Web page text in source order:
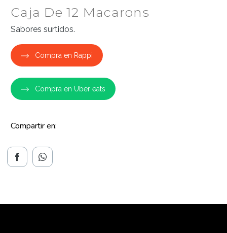
Caja De 12 Macarons
Sabores surtidos.
Compra en Rappi
Compra en Uber eats
Compartir en: